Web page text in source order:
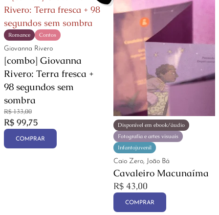
Contos
Romance
Giovanna Rivero
[combo] Giovanna
Rivero: Terra fresca +
98 segundos sem
sombra
R$133,00
R$ 99,75
COMPRAR
Disponível em ebook/áudio
Fotografia e artes visuais
Infantojuvenil
Caio Zero, João Bá
Cavaleiro Macunaíma
R$ 43,00
COMPRAR